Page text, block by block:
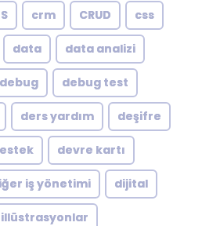
crm CRUD css
data data analizi
debug debug test
ders yardım deşifre
devre kartı
iş yönetimi dijital